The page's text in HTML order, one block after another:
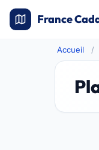
France
Accueil